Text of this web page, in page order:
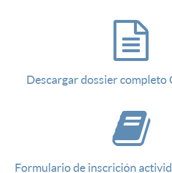
Descargar dossier completo
Formulario de inscrición